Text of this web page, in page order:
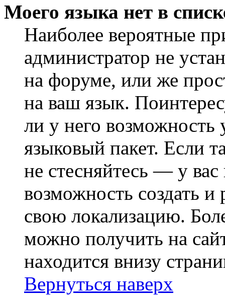
Моего языка нет в
Наиболее вероятные
администратор не
на форуме, или же
на ваш язык.
ли у него
языковый пакет. Если
не стесняйтесь — у вас
возможность создать
свою локализацию.
можно получить на
находится внизу
Вернуться наверх